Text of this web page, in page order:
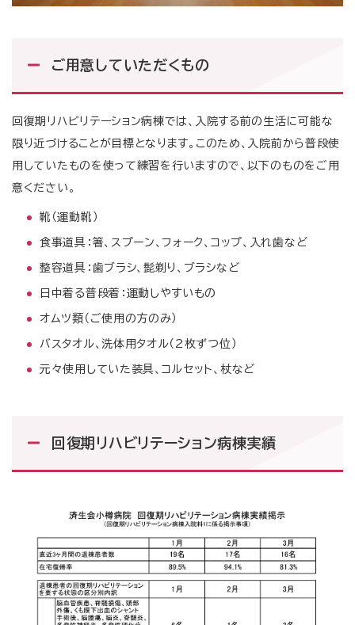
ご用意していただくもの
回復期リハビリテーション病棟では、入院する前の生活に可能な
限り近づけることが目標となります。このため、入院前から普段使
用していたものを使って練習を行いますので、以下のものをご用
意ください。
靴（運動靴）
食事道具：箸、スプーン、フォーク、コップ、入れ歯など
整容道具：歯ブラシ、髭剃り、ブラシなど
日中着る普段着：運動しやすいもの
オムツ類（ご使用の方のみ）
バスタオル、洗体用タオル（2枚ずつ位）
元々使用していた装具、コルセット、杖など
回復期リハビリテーション病棟実績